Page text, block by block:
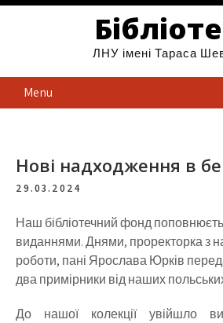
ЛНУ імені Тараса
Menu
Нові надходження в
29.03.2024
Наш бібліотечний фонд
виданнями. Днями, проректорка з
роботи, пані Ярослава Юрків
два примірники від наших
До нашої колекції увійшло